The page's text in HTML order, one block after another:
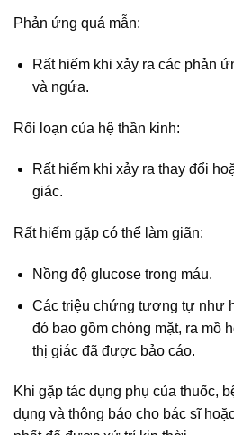
Phản ứng quá mẫn:
Rất hiếm khi xảy ra các phản
và ngứa.
Rối loạn của hệ thần kinh:
Rất hiếm khi xảy ra thay đổi
giác.
Rất hiếm gặp có thể làm giãn:
Nồng độ glucose trong máu.
Các triệu chứng tương tự như
đó bao gồm chóng mặt, ra mồ
thị giác đã được bảo cáo.
Khi gặp tác dụng phụ của thuốc,
dụng và thông báo cho bác sĩ